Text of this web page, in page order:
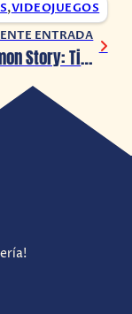
,VIDEOJUEGOS
ENTRADA
Digimon Story: Time Stranger: La Aventura Definitiva con Más de 450 Digimon